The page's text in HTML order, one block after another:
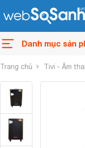
Danh mục sản
Trang chủ Tivi - Âm